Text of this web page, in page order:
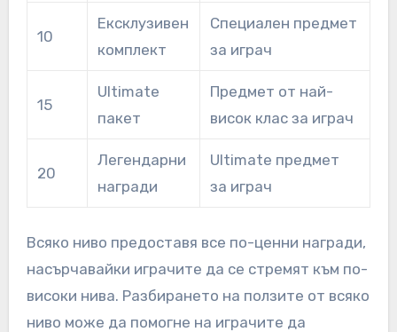
10
Ексклузивен
комплект
Специален предмет
за играч
15
Ultimate
пакет
Предмет от най-
висок клас за играч
20
Легендарни
награди
Ultimate предмет
за играч
Всяко ниво предоставя все по-ценни награди,
насърчавайки играчите да се стремят към по-
високи нива. Разбирането на ползите от всяко
ниво може да помогне на играчите да